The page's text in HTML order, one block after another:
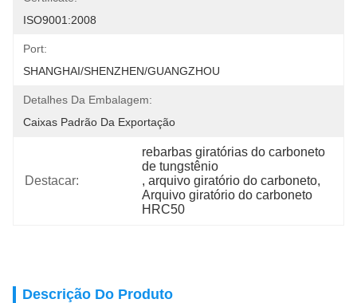
ISO9001:2008
Port:
SHANGHAI/SHENZHEN/GUANGZHOU
Detalhes Da Embalagem:
Caixas Padrão Da Exportação
Destacar:
rebarbas giratórias do carboneto
de tungstênio
, arquivo giratório do carboneto,
Arquivo giratório do carboneto
HRC50
Descrição Do Produto